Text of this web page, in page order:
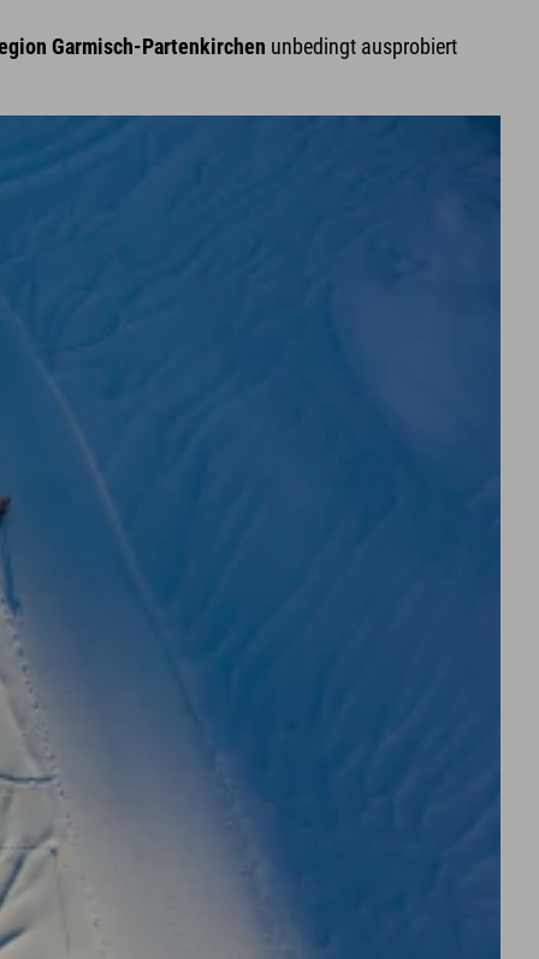
Garmisch-Partenkirchen unbedingt ausprobiert